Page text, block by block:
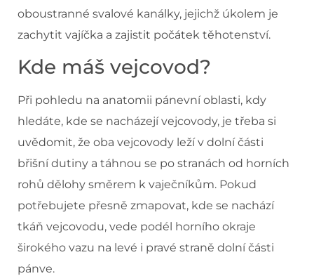
oboustranné svalové kanálky, jejichž úkolem je
zachytit vajíčka a zajistit počátek těhotenství.
Kde máš vejcovod?
Při pohledu na anatomii pánevní oblasti, kdy
hledáte, kde se nacházejí vejcovody, je třeba si
uvědomit, že oba vejcovody leží v dolní části
břišní dutiny a táhnou se po stranách od horních
rohů dělohy směrem k vaječníkům. Pokud
potřebujete přesně zmapovat, kde se nachází
tkáň vejcovodu, vede podél horního okraje
širokého vazu na levé i pravé straně dolní části
pánve.